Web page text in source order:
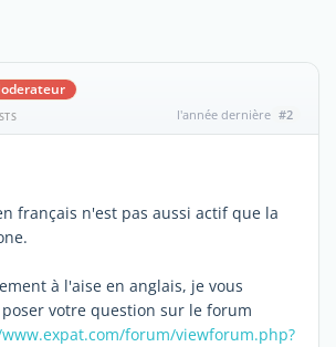
l'année dernière #2
français n'est pas aussi actif que la
à l'aise en anglais, je vous
votre question sur le forum
forum/viewforum.php?